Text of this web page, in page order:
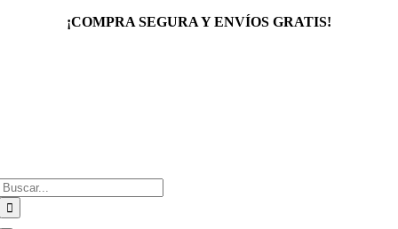
¡COMPRA SEGURA Y ENVÍOS GRATIS!